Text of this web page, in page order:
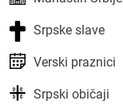
Srpske slave
Verski praznici
Srpski običaji